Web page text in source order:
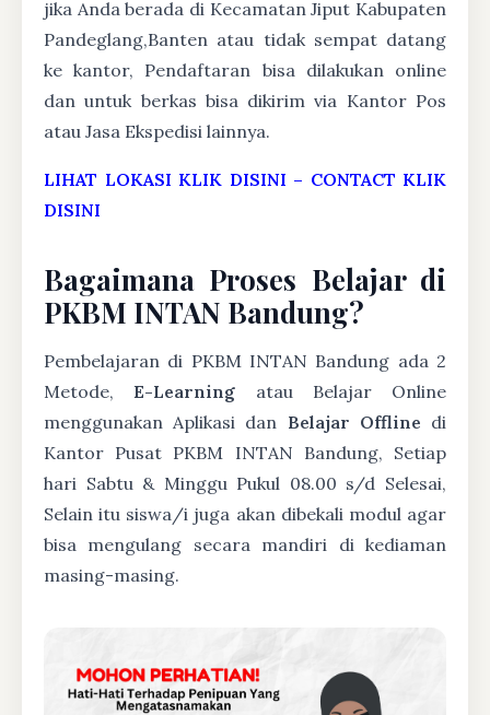
jika Anda berada di Kecamatan Jiput Kabupaten
Pandeglang,Banten atau tidak sempat datang
ke kantor, Pendaftaran bisa dilakukan online
dan untuk berkas bisa dikirim via Kantor Pos
atau Jasa Ekspedisi lainnya.
LIHAT LOKASI KLIK DISINI – CONTACT KLIK
DISINI
Bagaimana Proses Belajar di
PKBM INTAN Bandung?
Pembelajaran di PKBM INTAN Bandung ada 2
Metode,E-Learning atau Belajar Online
menggunakan Aplikasi dan Belajar Offline di
Kantor Pusat PKBM INTAN Bandung, Setiap
hari Sabtu & Minggu Pukul 08.00 s/d Selesai,
Selain itu siswa/i juga akan dibekali modul agar
bisa mengulang secara mandiri di kediaman
masing-masing.